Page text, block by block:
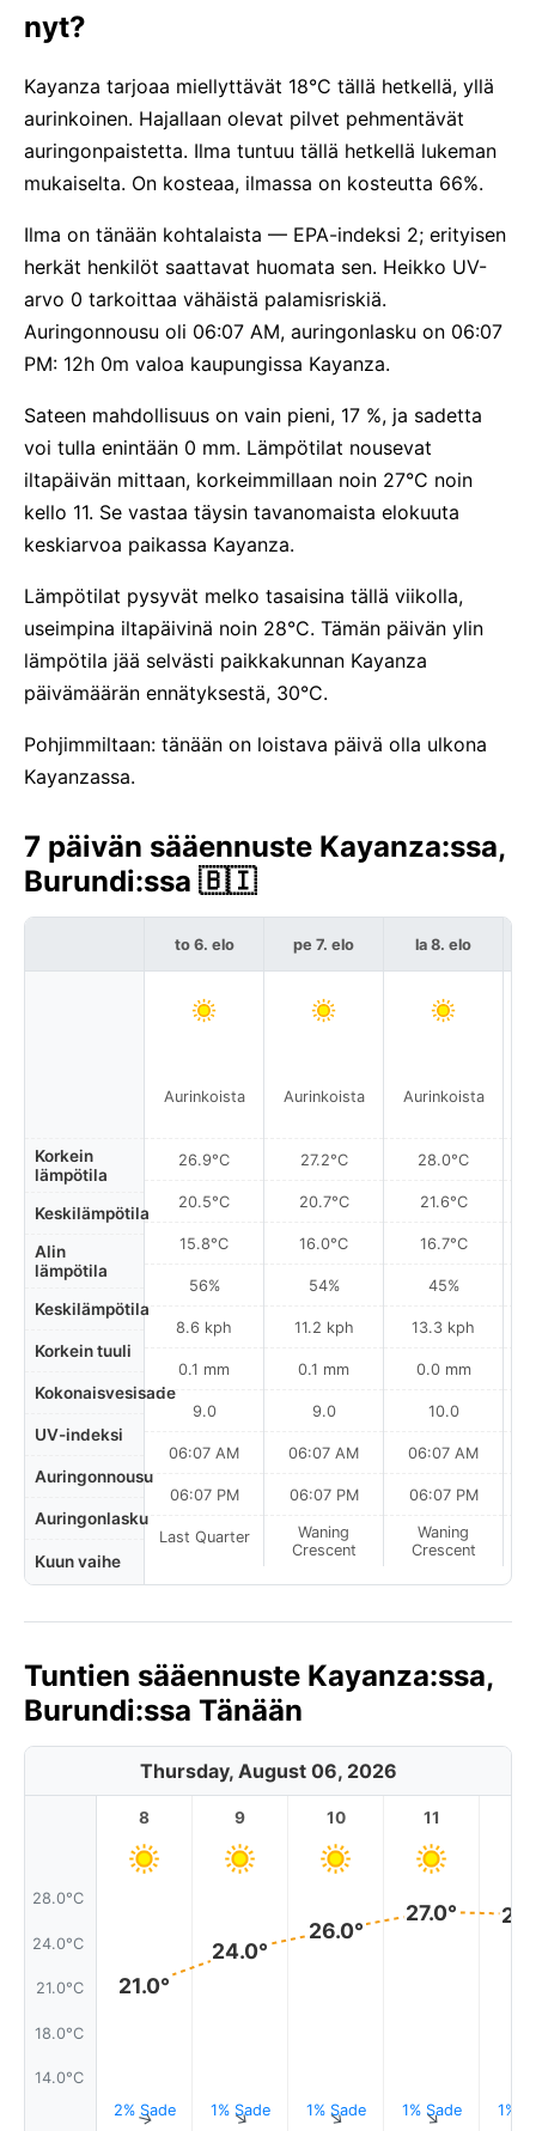
nyt?
Kayanza tarjoaa miellyttävät 18°C tällä hetkellä, yllä
aurinkoinen. Hajallaan olevat pilvet pehmentävät
auringonpaistetta. Ilma tuntuu tällä hetkellä lukeman
mukaiselta. On kosteaa, ilmassa on kosteutta 66%.
Ilma on tänään kohtalaista — EPA-indeksi 2; erityisen
herkät henkilöt saattavat huomata sen. Heikko UV-
arvo 0 tarkoittaa vähäistä palamisriskiä.
Auringonnousu oli 06:07 AM, auringonlasku on 06:07
PM: 12h 0m valoa kaupungissa Kayanza.
Sateen mahdollisuus on vain pieni, 17 %, ja sadetta
voi tulla enintään 0 mm. Lämpötilat nousevat
iltapäivän mittaan, korkeimmillaan noin 27°C noin
kello 11. Se vastaa täysin tavanomaista elokuuta
keskiarvoa paikassa Kayanza.
Lämpötilat pysyvät melko tasaisina tällä viikolla,
useimpina iltapäivinä noin 28°C. Tämän päivän ylin
lämpötila jää selvästi paikkakunnan Kayanza
päivämäärän ennätyksestä, 30°C.
Pohjimmiltaan: tänään on loistava päivä olla ulkona
Kayanzassa.
7 päivän sääennuste Kayanza:ssa,
Burundi:ssa 🇧🇮
Korkein
lämpötila
Keskilämpötila
Alin
lämpötila
Keskilämpötila
Korkein tuuli
Kokonaisvesisade
UV-indeksi
Auringonnousu
Auringonlasku
Kuun vaihe
to 6. elo
Aurinkoista
26.9°C
20.5°C
15.8°C
56%
8.6 kph
0.1 mm
9.0
06:07 AM
06:07 PM
Last Quarter
pe 7. elo
Aurinkoista
27.2°C
20.7°C
16.0°C
54%
11.2 kph
0.1 mm
9.0
06:07 AM
06:07 PM
Waning
Crescent
la 8. elo
Aurinkoista
28.0°C
21.6°C
16.7°C
45%
13.3 kph
0.0 mm
10.0
06:07 AM
06:07 PM
Waning
Crescent
Tuntien sääennuste Kayanza:ssa,
Burundi:ssa Tänään
Thursday, August 06, 2026
28.0°C
24.0°C
21.0°C
18.0°C
14.0°C
8
21.0°
2% Sade
↑
9
24.0°
1% Sade
↑
10
26.0°
1% Sade
↑
11
27.0°
1% Sade
↑ 1%